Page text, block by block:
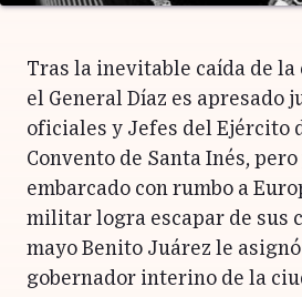
Tras la inevitable caída de la
el General Díaz es apresado
oficiales y Jefes del Ejército
Convento de Santa Inés,
embarcado con rumbo a
militar logra escapar de sus
mayo Benito Juárez le
gobernador interino de la